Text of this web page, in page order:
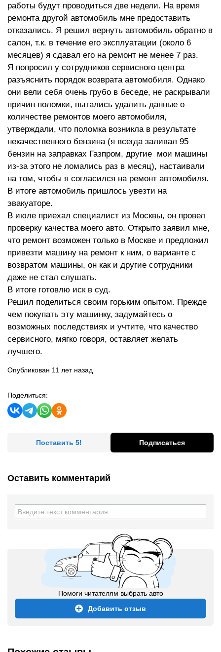
работы будут проводиться две недели. На время
ремонта другой автомобиль мне предоставить
отказались. Я решил вернуть автомобиль обратно в
салон, т.к. в течение его эксплуатации (около 6
месяцев) я сдавал его на ремонт не менее 7 раз.
Я попросил у сотрудников сервисного центра
разъяснить порядок возврата автомобиля. Однако
они вели себя очень грубо в беседе, не раскрывали
причин поломки, пытались удалить данные о
количестве ремонтов моего автомобиля,
утверждали, что поломка возникла в результате
некачественного бензина (я всегда заливал 95
бензин на заправках Газпром, другие мои машины
из-за этого не ломались раз в месяц), настаивали
на том, чтобы я согласился на ремонт автомобиля.
В итоге автомобиль пришлось увезти на
эвакуаторе.
В июле приехал специалист из Москвы, он провел
проверку качества моего авто. Открыто заявил мне,
что ремонт возможен только в Москве и предложил
привезти машину на ремонт к ним, о варианте с
возвратом машины, он как и другие сотрудники
даже не стал слушать.
В итоге готовлю иск в суд.
Решил поделиться своим горьким опытом. Прежде
чем покупать эту машинку, задумайтесь о
возможных последствиях и учтите, что качество
сервисного, мягко говоря, оставляет желать
лучшего.
Опубликован 11 лет назад
Поделиться:
Поставить 5! Подписаться
Оставить комментарий
Помоги читателям выбрать авто
Добавить отзыв